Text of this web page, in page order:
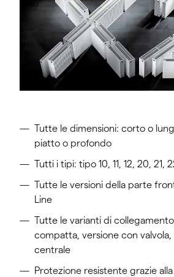
Tutte le dimensioni: corto o
piatto o profondo
Tutti i tipi: tipo 10, 11, 12, 20, 21,
Tutte le versioni della parte
Line
Tutte le varianti di
compatta, versione con
centrale
Protezione resistente grazie